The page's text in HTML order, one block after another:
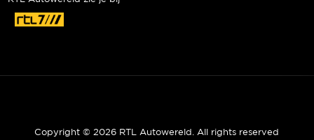
Copyright © 2026 RTL Autowereld. All rights reserved